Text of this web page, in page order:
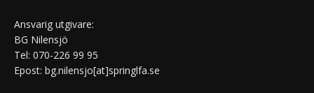
Ansvarig utgivare:
BG Nilensjö
Tel: 070-226 99 95
Epost: bg.nilensjo[at]springlfa.se